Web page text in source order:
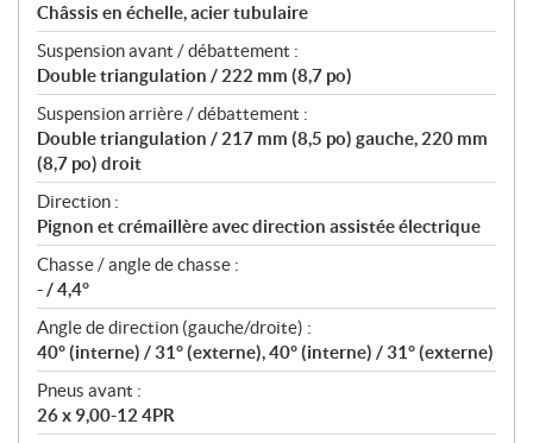
Châssis en échelle, acier tubulaire
Suspension avant / débattement :
Double triangulation / 222 mm (8,7 po)
Suspension arrière / débattement :
Double triangulation / 217 mm (8,5 po) gauche, 220 mm
(8,7 po) droit
Direction :
Pignon et crémaillère avec direction assistée électrique
Chasse / angle de chasse :
- / 4,4°
Angle de direction (gauche/droite) :
40° (interne) / 31° (externe), 40° (interne) / 31° (externe)
Pneus avant :
26 x 9,00-12 4PR